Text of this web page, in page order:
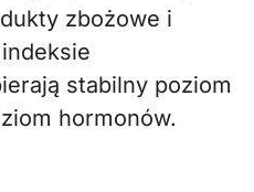
zbożowe i
stabilny poziom
hormonów.